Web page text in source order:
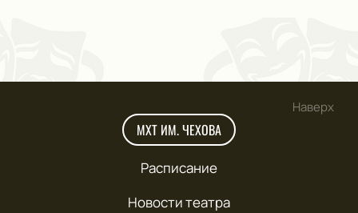
Наверх
МХТ ИМ. ЧЕХОВА
Расписание
Новости театра